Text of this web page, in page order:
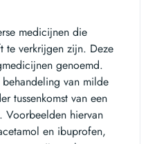
medicijnen die
te verkrijgen zijn. Deze
genoemd.
van milde
tussenkomst van een
Voorbeelden hiervan
en ibuprofen,